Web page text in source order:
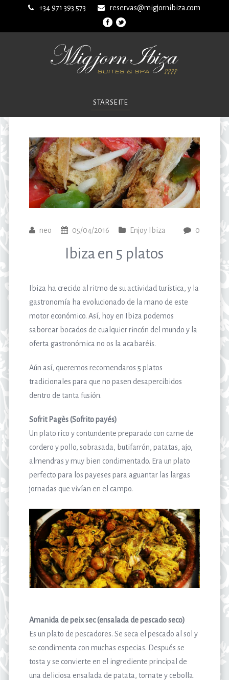
+34 971 393 573 reservas@migjornibiza.com
STARSEITE
neo 05/04/2016 Enjoy Ibiza 0
Ibiza en 5 platos
Ibiza ha crecido al ritmo de su actividad turística, y la
gastronomía ha evolucionado de la mano de este
motor económico. Así, hoy en Ibiza podemos
saborear bocados de cualquier rincón del mundo y la
oferta gastronómica no os la acabaréis.
Aún así, queremos recomendaros 5 platos
tradicionales para que no pasen desapercibidos
dentro de tanta fusión.
Sofrit Pagès (Sofrito payés)
Un plato rico y contundente preparado con carne de
cordero y pollo, sobrasada, butifarrón, patatas, ajo,
almendras y muy bien condimentado. Era un plato
perfecto para los payeses para aguantar las largas
jornadas que vivían en el campo.
Amanida de peix sec (ensalada de pescado seco)
Es un plato de pescadores. Se seca el pescado al sol y
se condimenta con muchas especias. Después se
tosta y se convierte en el ingrediente principal de
una deliciosa ensalada de patata, tomate y cebolla.